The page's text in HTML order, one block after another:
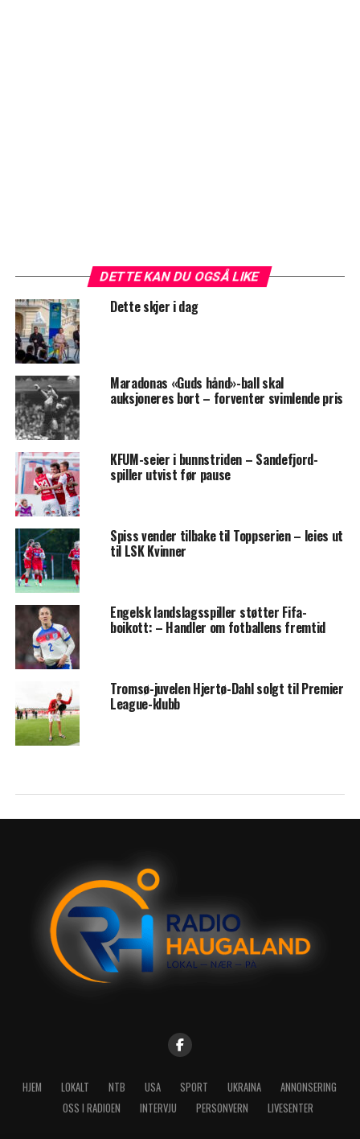
DETTE KAN DU OGSÅ LIKE
Dette skjer i dag
Maradonas «Guds hånd»-ball skal
auksjoneres bort – forventer svimlende pris
KFUM-seier i bunnstriden – Sandefjord-
spiller utvist før pause
Spiss vender tilbake til Toppserien – leies ut
til LSK Kvinner
Engelsk landslagsspiller støtter Fifa-
boikott: – Handler om fotballens fremtid
Tromsø-juvelen Hjertø-Dahl solgt til Premier
League-klubb
HJEM LOKALT NTB USA SPORT UKRAINA
ANNONSERING
OSS I RADIOEN
INTERVJU PERSONVERN LIVESENTER